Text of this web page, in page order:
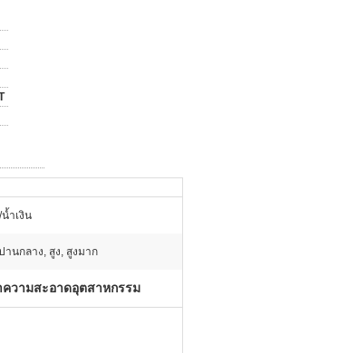
ำเงิน
านกลาง, สูง, สูงมาก
วามสะอาดอุตสาหกรรม